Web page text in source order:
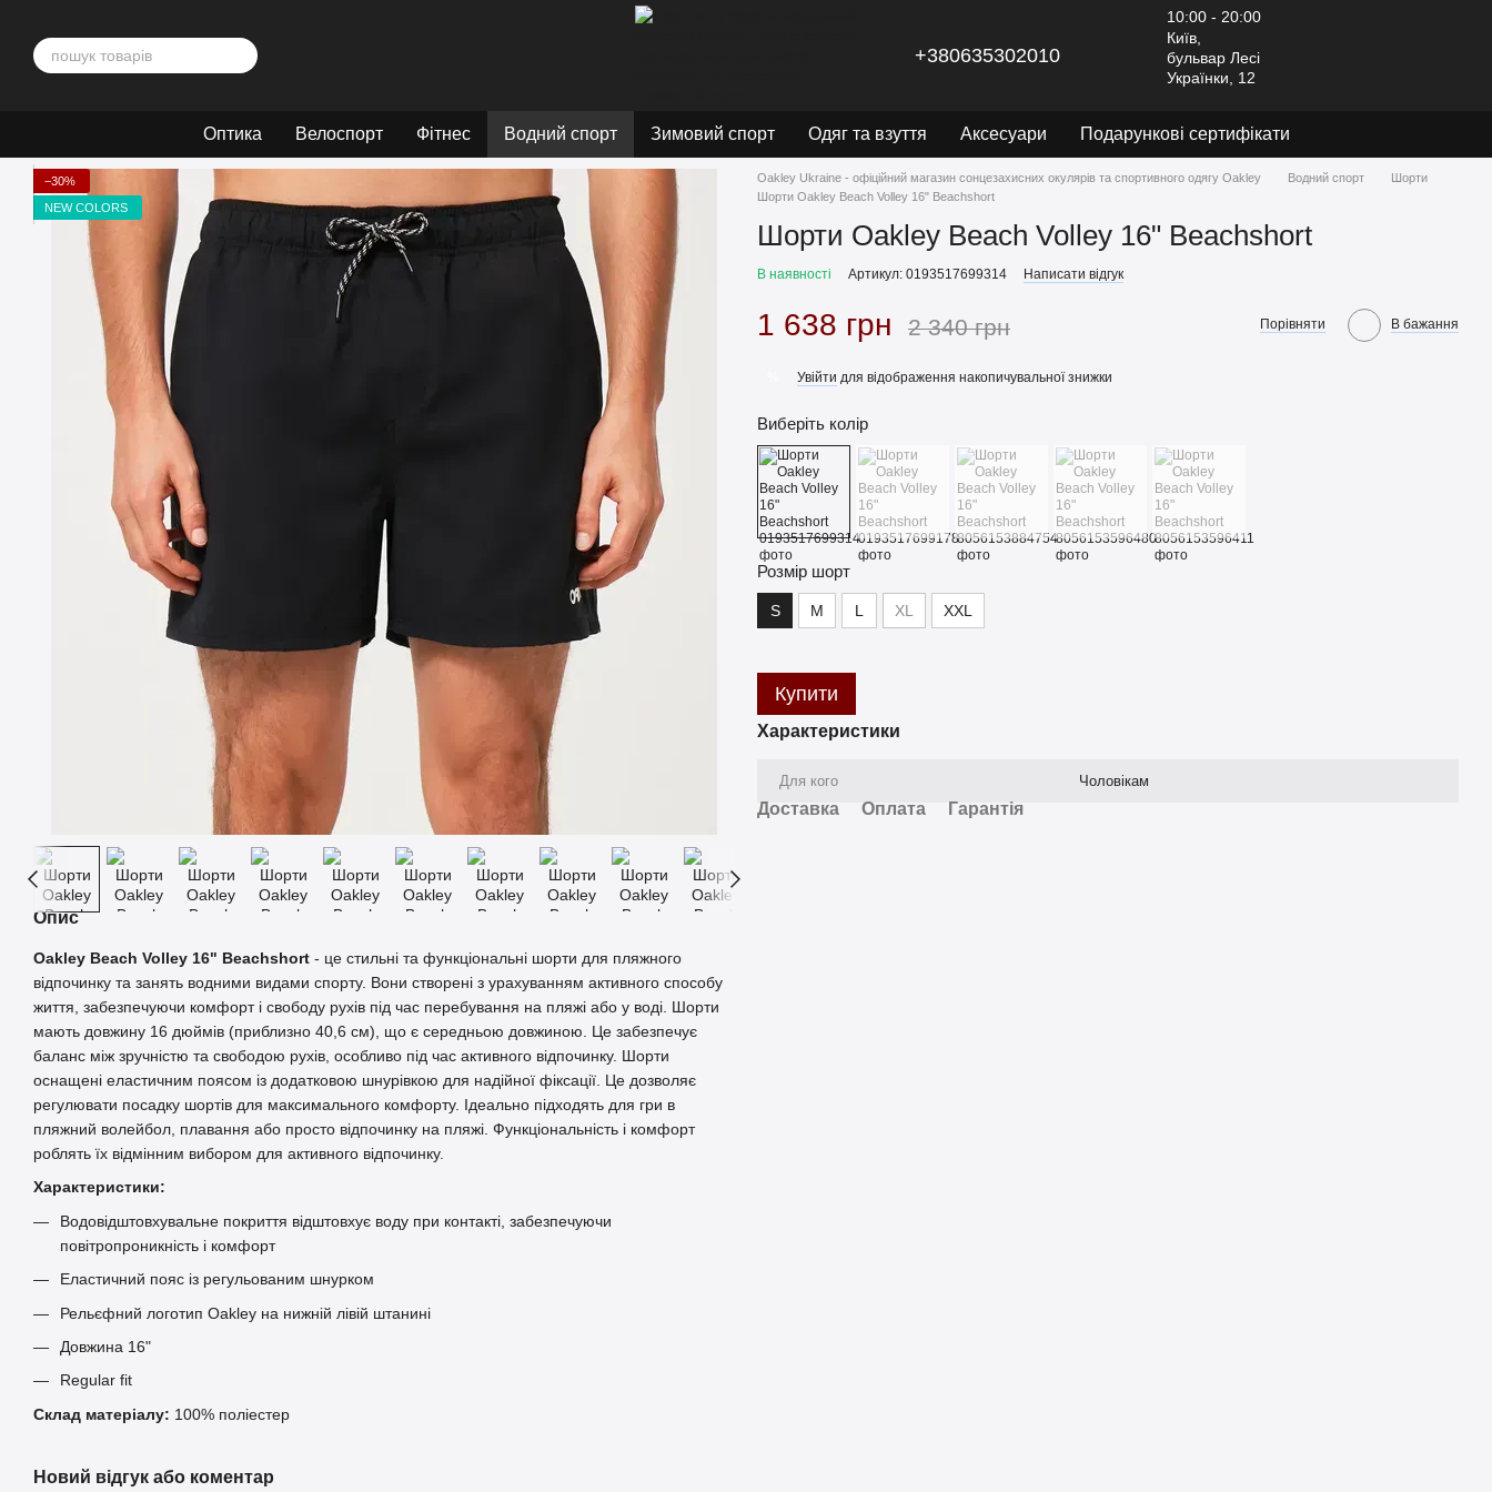
+380635302010
10:00 - 20:00
Київ,
бульвар Лесі
Українки, 12
Оптика Велоспорт Фітнес Водний спорт Зимовий спорт Одяг та взуття Аксесуари Подарункові сертифікати
−30%
NEW COLORS
Опис
Oakley Beach Volley 16" Beachshort - це стильні та функціональні шорти для пляжного
відпочинку та занять водними видами спорту. Вони створені з урахуванням активного способу
життя, забезпечуючи комфорт і свободу рухів під час перебування на пляжі або у воді. Шорти
мають довжину 16 дюймів (приблизно 40,6 см), що є середньою довжиною. Це забезпечує
баланс між зручністю та свободою рухів, особливо під час активного відпочинку. Шорти
оснащені еластичним поясом із додатковою шнурівкою для надійної фіксації. Це дозволяє
регулювати посадку шортів для максимального комфорту. Ідеально підходять для гри в
пляжний волейбол, плавання або просто відпочинку на пляжі. Функціональність і комфорт
роблять їх відмінним вибором для активного відпочинку.
Характеристики:
Водовідштовхувальне покриття відштовхує воду при контакті, забезпечуючи
повітропроникність і комфорт
Еластичний пояс із регульованим шнурком
Рельєфний логотип Oakley на нижній лівій штанині
Довжина 16"
Regular fit
Склад матеріалу: 100% поліестер
Новий відгук або коментар
Oakley Ukraine - офіційний магазин сонцезахисних окулярів та спортивного одягу Oakley Водний спорт
Шорти
Шорти Oakley Beach Volley 16" Beachshort
Шорти Oakley Beach Volley 16" Beachshort
В наявності Артикул: 0193517699314 Написати відгук
1 638 грн 2 340 грн Порівняти В бажання
Увійти для відображення накопичувальної знижки
Виберіть колір
Розмір шорт
S M L XL XXL
Купити
Характеристики
Для кого Чоловікам
Доставка Оплата Гарантія